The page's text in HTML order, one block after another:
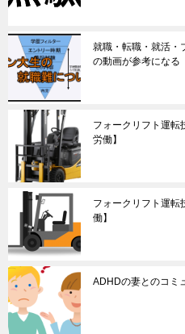
就職・転職・就活・
の動画が参考になる
フォークリフト運
労働】
フォークリフト運
働】
ADHDの妻とのコミ